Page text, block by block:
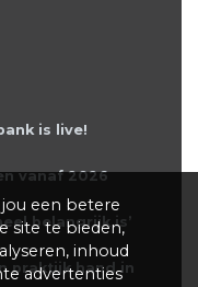
is live!
vanaf 2026
belangrijk is’
praktijk hand in
een betere
site te bieden,
inhoud
advertenties